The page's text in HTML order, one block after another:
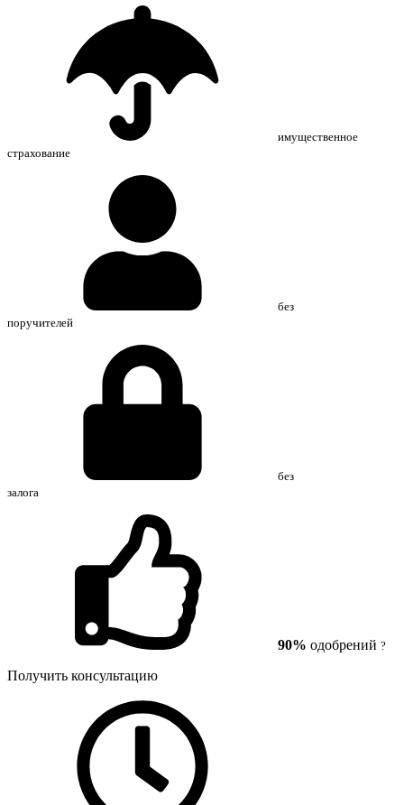
имущественное
страхование
без
поручителей
без
залога
90% одобрений ?
Получить консультацию